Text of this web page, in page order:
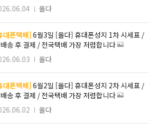
올다
대폰택배]6월3일 [올다] 휴대폰성지 1차 시세표 /
송 후 결제 / 전국택배 가장 저렴합니다
올다
대폰택배]6월2일 [올다] 휴대폰성지 2차 시세표 /
송 후 결제 / 전국택배 가장 저렴합니다
올다